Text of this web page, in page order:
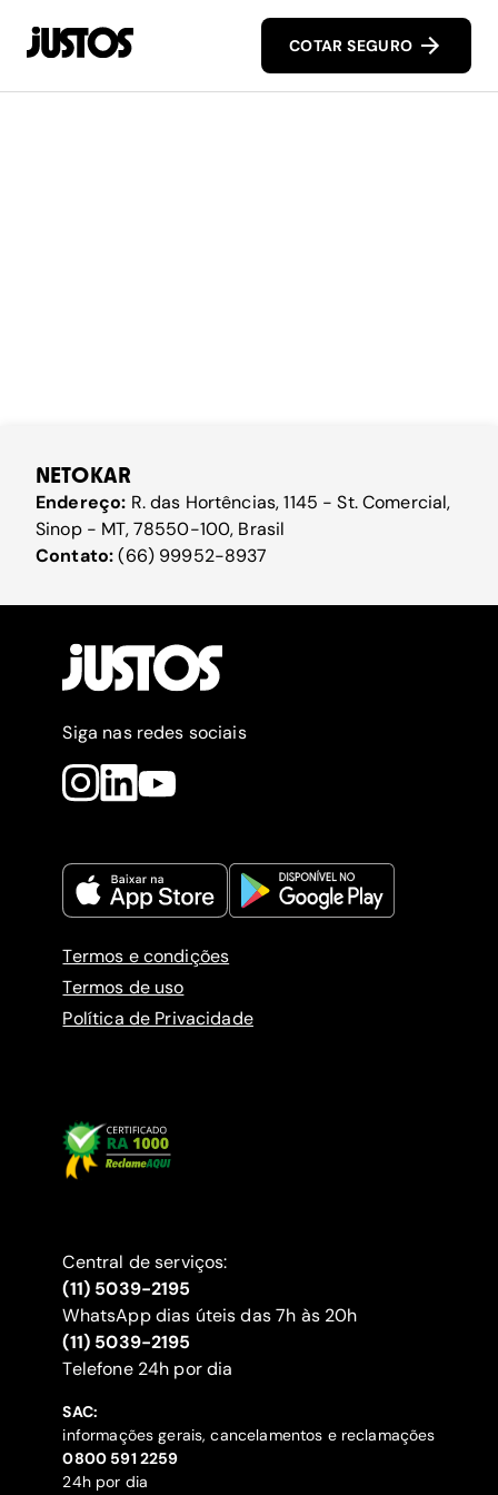
COTAR SEGURO
NETOKAR
Endereço: R. das Hortências, 1145 - St. Comercial,
Sinop - MT, 78550-100, Brasil
Contato:(66) 99952-8937
Siga nas redes sociais
Termos e condições
Termos de uso
Política de Privacidade
Central de serviços:
(11) 5039-2195
WhatsApp dias úteis das 7h às 20h
(11) 5039-2195
‍Telefone 24h por dia
SAC:
informações gerais, cancelamentos e reclamações
‍0800 591 2259
24h por dia